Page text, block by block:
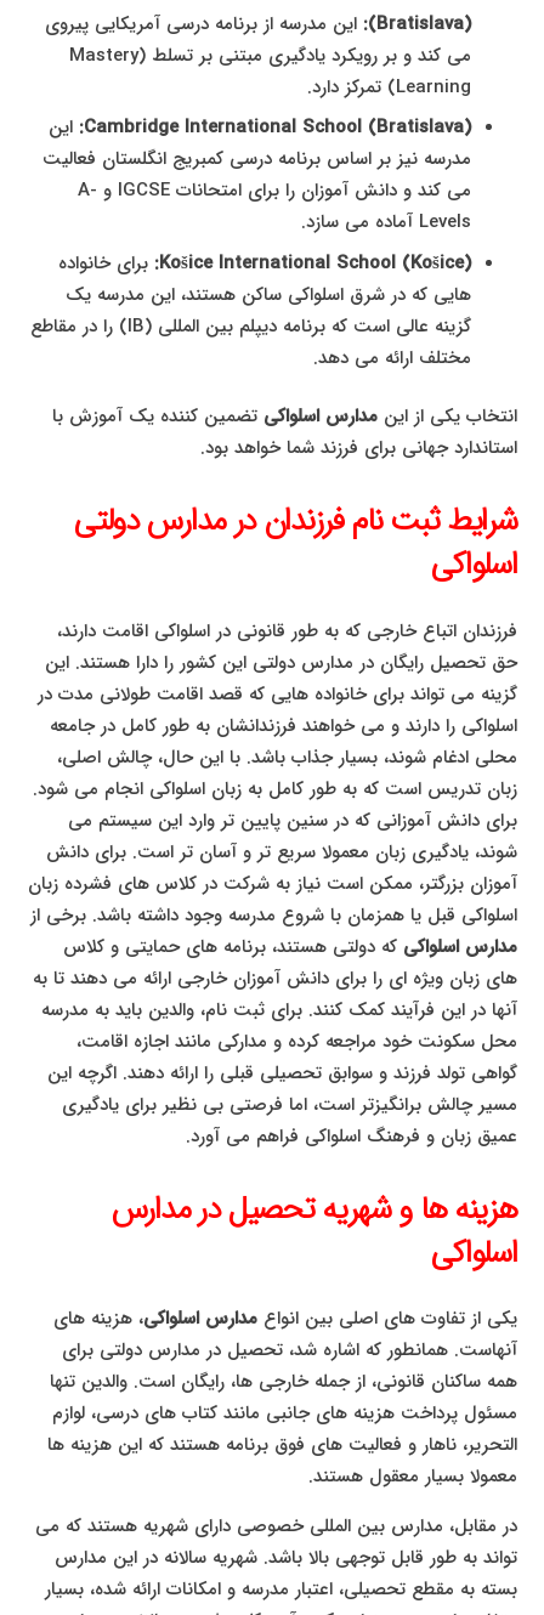
(Bratislava): این مدرسه از برنامه درسی آمریکایی پیروی
می کند و بر رویکرد یادگیری مبتنی بر تسلط (Mastery
Learning) تمرکز دارد.
Cambridge International School (Bratislava): این
مدرسه نیز بر اساس برنامه درسی کمبریج انگلستان فعالیت
می کند و دانش آموزان را برای امتحانات IGCSE و A-
Levels آماده می سازد.
Košice International School (Košice): برای خانواده
هایی که در شرق اسلواکی ساکن هستند، این مدرسه یک
گزینه عالی است که برنامه دیپلم بین المللی (IB) را در مقاطع
مختلف ارائه می دهد.
انتخاب یکی از اینمدارس اسلواکی تضمین کننده یک آموزش با
استاندارد جهانی برای فرزند شما خواهد بود.
شرایط ثبت نام فرزندان در مدارس دولتی
اسلواکی
فرزندان اتباع خارجی که به طور قانونی در اسلواکی اقامت دارند،
حق تحصیل رایگان در مدارس دولتی این کشور را دارا هستند. این
گزینه می تواند برای خانواده هایی که قصد اقامت طولانی مدت در
اسلواکی را دارند و می خواهند فرزندانشان به طور کامل در جامعه
محلی ادغام شوند، بسیار جذاب باشد. با این حال، چالش اصلی،
زبان تدریس است که به طور کامل به زبان اسلواکی انجام می شود.
برای دانش آموزانی که در سنین پایین تر وارد این سیستم می
شوند، یادگیری زبان معمولا سریع تر و آسان تر است. برای دانش
آموزان بزرگتر، ممکن است نیاز به شرکت در کلاس های فشرده زبان
اسلواکی قبل یا همزمان با شروع مدرسه وجود داشته باشد. برخی از
مدارس اسلواکی که دولتی هستند، برنامه های حمایتی و کلاس
های زبان ویژه ای را برای دانش آموزان خارجی ارائه می دهند تا به
آنها در این فرآیند کمک کنند. برای ثبت نام، والدین باید به مدرسه
محل سکونت خود مراجعه کرده و مدارکی مانند اجازه اقامت،
گواهی تولد فرزند و سوابق تحصیلی قبلی را ارائه دهند. اگرچه این
مسیر چالش برانگیزتر است، اما فرصتی بی نظیر برای یادگیری
عمیق زبان و فرهنگ اسلواکی فراهم می آورد.
هزینه ها و شهریه تحصیل در مدارس
اسلواکی
یکی از تفاوت های اصلی بین انواعمدارس اسلواکی، هزینه های
آنهاست. همانطور که اشاره شد، تحصیل در مدارس دولتی برای
همه ساکنان قانونی، از جمله خارجی ها، رایگان است. والدین تنها
مسئول پرداخت هزینه های جانبی مانند کتاب های درسی، لوازم
التحریر، ناهار و فعالیت های فوق برنامه هستند که این هزینه ها
معمولا بسیار معقول هستند.
در مقابل، مدارس بین المللی خصوصی دارای شهریه هستند که می
تواند به طور قابل توجهی بالا باشد. شهریه سالانه در این مدارس
بسته به مقطع تحصیلی، اعتبار مدرسه و امکانات ارائه شده، بسیار